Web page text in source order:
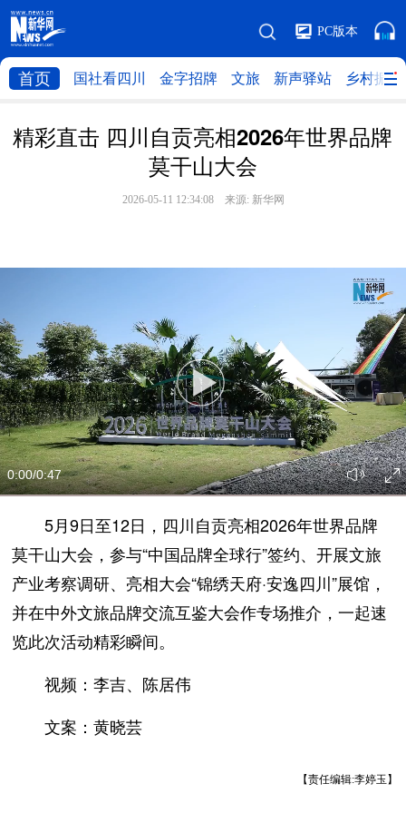
PC版本
首页 国社看四川 金字招牌 文旅 新声驿站 乡村振兴
精彩直击 四川自贡亮相2026年世界品牌
莫干山大会
2026-05-11 12:34:08 来源: 新华网
0:00/0:47
5月9日至12日，四川自贡亮相2026年世界品牌
莫干山大会，参与“中国品牌全球行”签约、开展文旅
产业考察调研、亮相大会“锦绣天府·安逸四川”展馆，
并在中外文旅品牌交流互鉴大会作专场推介，一起速
览此次活动精彩瞬间。
视频：李吉、陈居伟
文案：黄晓芸
【责任编辑:李婷玉】